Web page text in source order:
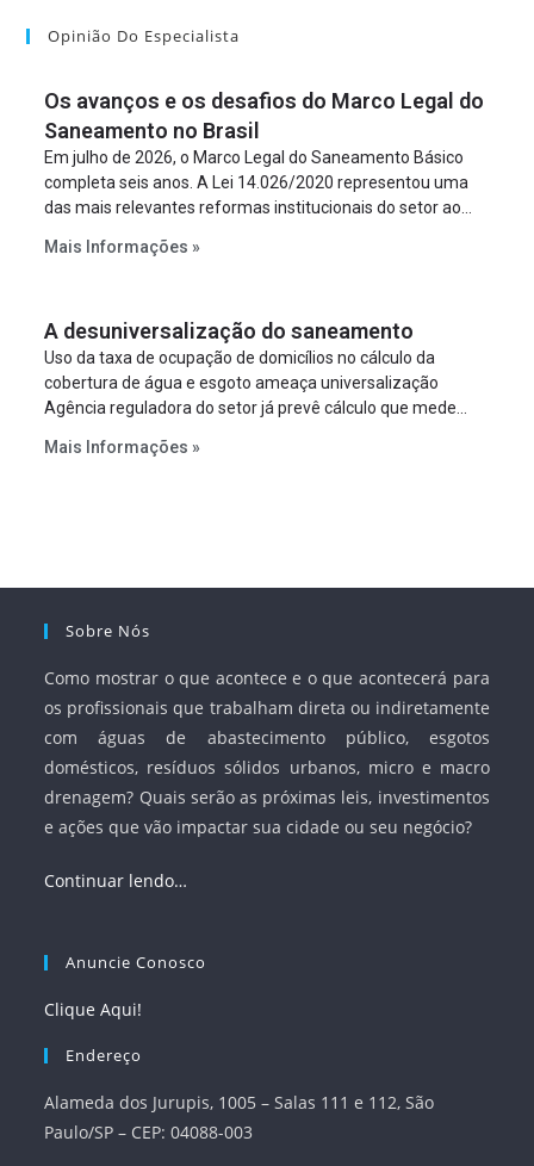
Opinião Do Especialista
Os avanços e os desafios do Marco Legal do
Saneamento no Brasil
Em julho de 2026, o Marco Legal do Saneamento Básico
completa seis anos. A Lei 14.026/2020 representou uma
das mais relevantes reformas institucionais do setor ao
serviços, ampliar a participação da iniciativa privada,
à segurança jurídica dos contratos.
Mais Informações »
A desuniversalização do saneamento
Uso da taxa de ocupação de domicílios no cálculo da
cobertura de água e esgoto ameaça universalização
Agência reguladora do setor já prevê cálculo que mede
Mais Informações »
Sobre Nós
Como mostrar o que acontece e o que acontecerá para
os profissionais que trabalham direta ou indiretamente
com águas de abastecimento público, esgotos
domésticos, resíduos sólidos urbanos, micro e macro
drenagem? Quais serão as próximas leis, investimentos
e ações que vão impactar sua cidade ou seu negócio?
Continuar lendo…
Anuncie Conosco
Clique Aqui!
Endereço
Alameda dos Jurupis, 1005 – Salas 111 e 112, São
Paulo/SP – CEP: 04088-003